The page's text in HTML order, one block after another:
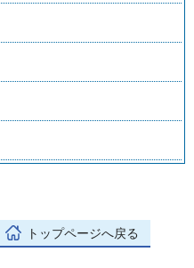
トップページへ戻る